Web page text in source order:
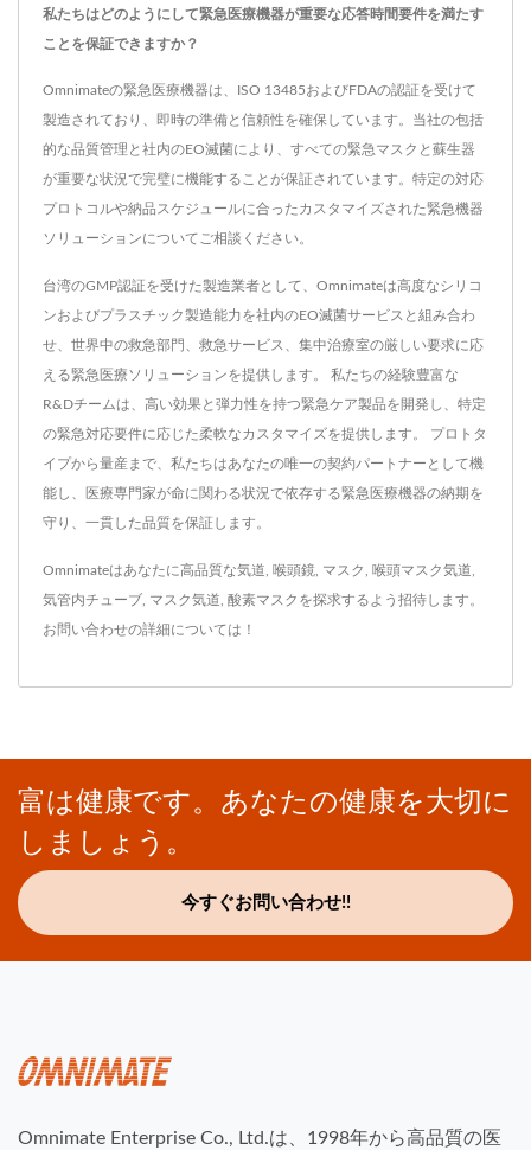
私たちはどのようにして緊急医療機器が重要な応答時間要件を満たす
ことを保証できますか？
Omnimateの緊急医療機器は、ISO 13485およびFDAの認証を受けて
製造されており、即時の準備と信頼性を確保しています。当社の包括
的な品質管理と社内のEO滅菌により、すべての緊急マスクと蘇生器
が重要な状況で完璧に機能することが保証されています。特定の対応
プロトコルや納品スケジュールに合ったカスタマイズされた緊急機器
ソリューションについてご相談ください。
台湾のGMP認証を受けた製造業者として、Omnimateは高度なシリコ
ンおよびプラスチック製造能力を社内のEO滅菌サービスと組み合わ
せ、世界中の救急部門、救急サービス、集中治療室の厳しい要求に応
える緊急医療ソリューションを提供します。 私たちの経験豊富な
R&Dチームは、高い効果と弾力性を持つ緊急ケア製品を開発し、特定
の緊急対応要件に応じた柔軟なカスタマイズを提供します。 プロトタ
イプから量産まで、私たちはあなたの唯一の契約パートナーとして機
能し、医療専門家が命に関わる状況で依存する緊急医療機器の納期を
守り、一貫した品質を保証します。
Omnimateはあなたに高品質な気道, 喉頭鏡, マスク , 喉頭マスク気道,
気管内チューブ, マスク気道, 酸素マスク を探求するよう招待します。
お問い合わせの詳細については！
富は健康です。あなたの健康を大切に
しましょう。
今すぐお問い合わせ!!
Omnimate Enterprise Co., Ltd.は、1998年から高品質の医